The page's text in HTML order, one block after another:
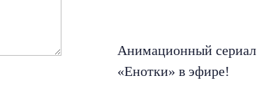
Анимационный сериал
«Енотки» в эфире!